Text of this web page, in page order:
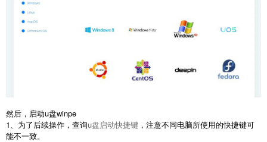
然后，启动u盘winpe
1、为了后续操作，查询u盘启动快捷键 ，注意不同电脑所使用的快捷键可
能不一致。